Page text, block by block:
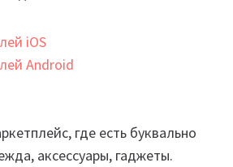
iOS
Android
где есть буквально
аксессуары, гаджеты.